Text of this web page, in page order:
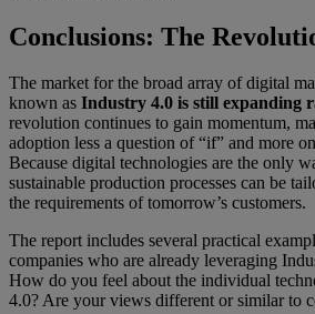
Conclusions: The
The market for the broad array of digital
known as Industry 4.0 is still expanding
revolution continues to gain momentum,
adoption less a question of “if” and more
Because digital technologies are the only
sustainable production processes can be
the requirements of tomorrow’s customers.
The report includes several practical
companies who are already leveraging
How do you feel about the individual
4.0? Are your views different or similar to